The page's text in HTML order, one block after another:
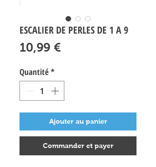
ESCALIER DE PERLES DE 1 A 9
10,99 €
Quantité*
Ajouter au panier
Commander et payer